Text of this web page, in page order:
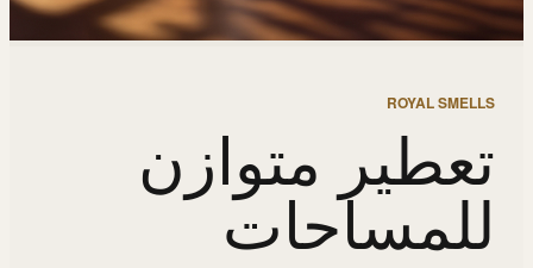
ROYAL SMELLS
تعطير متوازن
للمساحات